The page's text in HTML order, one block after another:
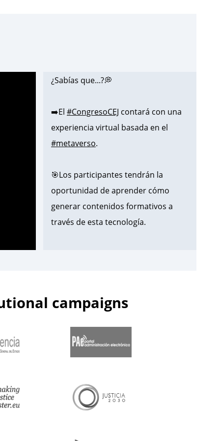
¿Sabías que...?💭
➡️El #CongresoCEJ contará con una
experiencia virtual basada en el
#metaverso.
🎯Los participantes tendrán la
oportunidad de aprender cómo
generar contenidos formativos a
través de esta tecnología.
— Centro de Estudios Jurídicos
(@cejmjusticia)June 13, 2023
📌Inicia en el#CEJla segunda edición
para la@guardiacivil
campaigns